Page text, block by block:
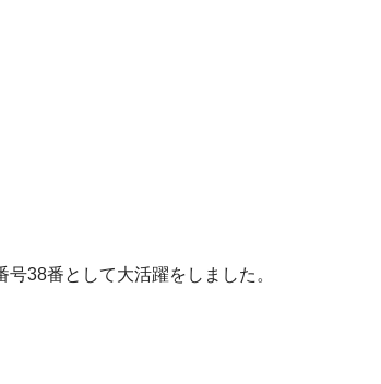
38番として大活躍をしました。